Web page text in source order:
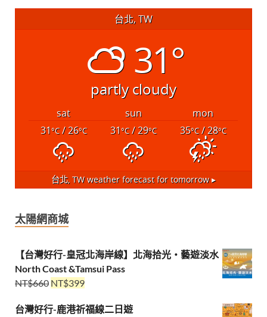
台北, TW
31°
partly cloudy
sat sun
mon
31°C/ 26°C 31°C/ 29°C 35°C/ 28°C
台北, TWweather forecast for tomorrow ▸
太陽網商城
【台灣好行-皇冠北海岸線】北海拾光・藝遊淡水
North Coast &Tamsui Pass
NT$660 NT$399
台灣好行-鹿港祈福線二日遊